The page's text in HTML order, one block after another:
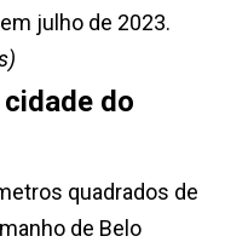
julho de 2023.
do
quadrados de
de Belo